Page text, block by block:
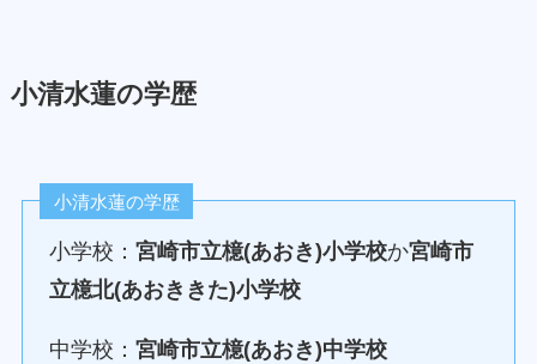
小清水蓮の学歴
小清水蓮の学歴
小学校：宮崎市立檍(あおき)小学校か宮崎市
立檍北(あおききた)小学校
中学校：宮崎市立檍(あおき)中学校